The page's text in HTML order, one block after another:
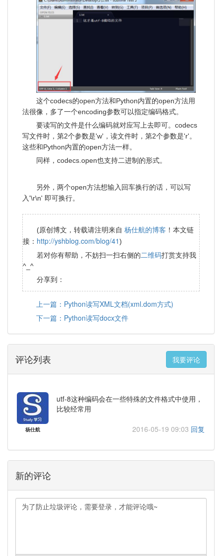
这个codecs的open方法和Python内置的open方法用
法很像，多了一个encoding参数可以指定编码格式。
要读写的文件是什么编码就对应写上去即可。codecs
写文件时，第2个参数是'w'，读文件时，第2个参数是'r'。
这些和Python内置的open方法一样。
同样，codecs.open也支持二进制的形式。
另外，两个open方法想输入回车换行的话，可以写
入'\r\n' 即可换行。
(原创博文，转载请注明来自 杨仕航的博客 ！本文链
接： http://yshblog.com/blog/41)
若对你有帮助，不妨扫一扫右侧的二维码打赏支持我
^_^
分享到：
上一篇：Python读写XML文档(xml.dom方式)
下一篇：Python读写docx文件
评论列表 我要评论
杨仕航
utf-8这种编码会在一些特殊的文件格式中使用，
比较经常用
2016-05-19 09:03 回复
新的评论